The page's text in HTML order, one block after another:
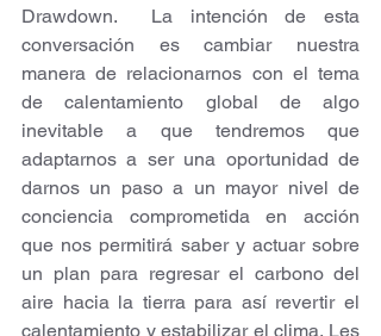
Drawdown.  La intención de esta
conversación es cambiar nuestra
manera de relacionarnos con el tema
de calentamiento global de algo
inevitable a que tendremos que
adaptarnos a ser una oportunidad de
darnos un paso a un mayor nivel de
conciencia comprometida en acción
que nos permitirá saber y actuar sobre
un plan para regresar el carbono del
aire hacia la tierra para así revertir el
calentamiento y estabilizar el clima. Les